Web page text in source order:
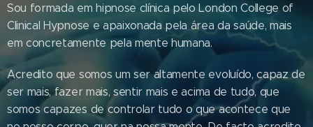
Sou formada em hipnose clínica pelo London College of
Clinical Hypnose e apaixonada pela área da saúde, mais
em concretamente pela mente humana.
Acredito que somos um ser altamente evoluído, capaz de
ser mais, fazer mais, sentir mais e acima de tudo, que
somos capazes de controlar tudo o que acontece que